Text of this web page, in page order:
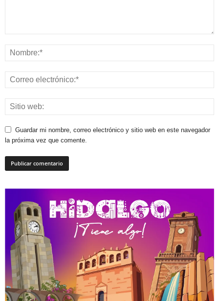
Guardar mi nombre, correo electrónico y sitio web en este navegador
la próxima vez que comente.